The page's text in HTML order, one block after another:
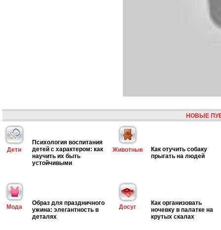
НОВЫЕ
Дети
Психология воспитания
детей с характером: как
научить их быть
устойчивыми
Животные
Как отучить собаку
прыгать на людей
Мода
Образ для праздничного
ужина: элегантность в
деталях
Досуг
Как организовать
ночевку в палатке на
крутых скалах